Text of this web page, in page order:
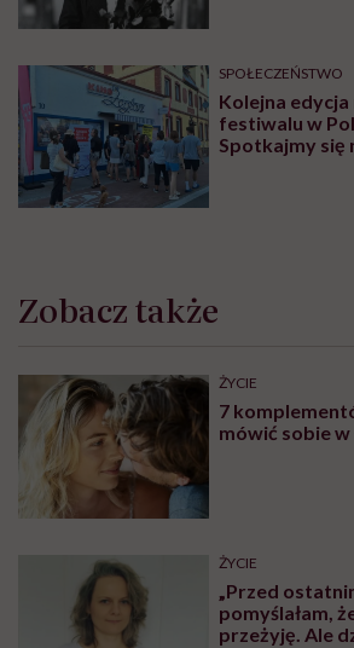
SPOŁECZEŃSTWO
Kolejna
festiwalu w
Spotkajmy się
Zobacz także
ŻYCIE
7
mówić sobie w
ŻYCIE
„Przed
pomyślałam,
przeżyję. Ale